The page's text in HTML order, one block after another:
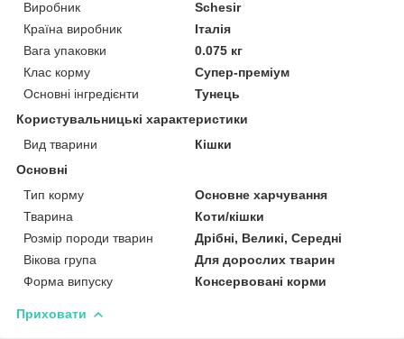
Виробник
Schesir
Країна виробник
Італія
Вага упаковки
0.075 кг
Клас корму
Супер-преміум
Основні інгредієнти
Тунець
Користувальницькі характеристики
Вид тварини
Кішки
Основні
Тип корму
Основне харчування
Тварина
Коти/кішки
Розмір породи тварин
Дрібні, Великі, Середні
Вікова група
Для дорослих тварин
Форма випуску
Консервовані корми
Приховати